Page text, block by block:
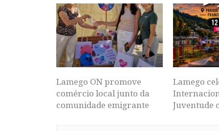
Lamego ON promove
comércio local junto da
comunidade emigrante
Lamego
Juventude